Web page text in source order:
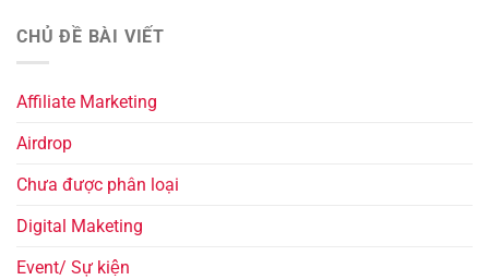
CHỦ ĐỀ BÀI VIẾT
Affiliate Marketing
Airdrop
Chưa được phân loại
Digital Maketing
Event/ Sự kiện